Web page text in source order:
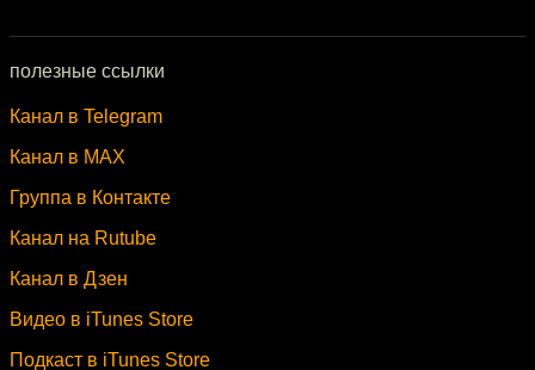
полезные ссылки
Канал в Telegram
Канал в MAX
Группа в Контакте
Канал на Rutube
Канал в Дзен
Видео в iTunes Store
Подкаст в iTunes Store